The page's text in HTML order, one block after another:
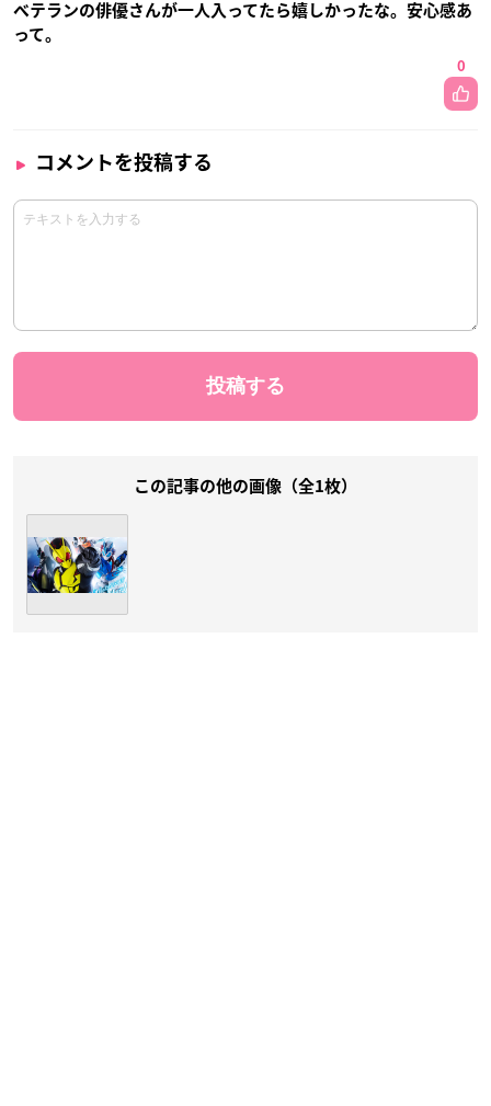
ベテランの俳優さんが一人入ってたら嬉しかったな。安心感あ
って。
0
コメントを投稿する
この記事の他の画像（全1枚）